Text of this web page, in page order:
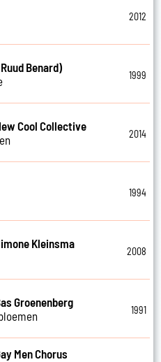
2012
Benard)
1999
Cool Collective
2014
1994
Kleinsma
2008
Groenenberg
1991
Men Chorus